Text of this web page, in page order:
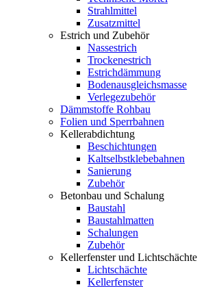
Strahlmittel
Zusatzmittel
Estrich und Zubehör
Nassestrich
Trockenestrich
Estrichdämmung
Bodenausgleichsmasse
Verlegezubehör
Dämmstoffe Rohbau
Folien und Sperrbahnen
Kellerabdichtung
Beschichtungen
Kaltselbstklebebahnen
Sanierung
Zubehör
Betonbau und Schalung
Baustahl
Baustahlmatten
Schalungen
Zubehör
Kellerfenster und Lichtschächte
Lichtschächte
Kellerfenster